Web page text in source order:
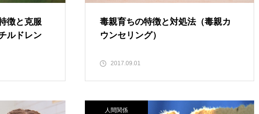
徴と克服
ルドレン
毒親育ちの特徴と対処法（毒親カ
ウンセリング）
2017.09.01
人間関係